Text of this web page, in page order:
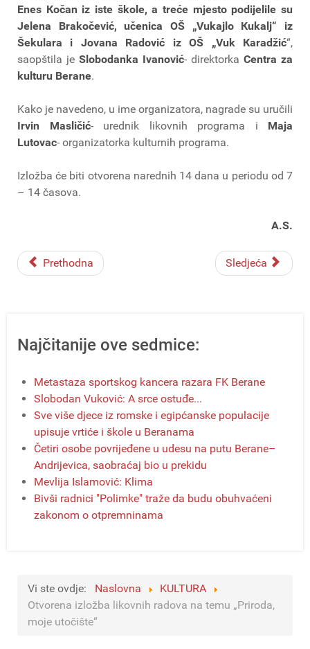
Enes Кočan iz iste škole, a treće mjesto podijelile su
Jelena Brakočević, učenica OŠ „Vukajlo Кukalj“ iz
Šekulara i Jovana Radović iz OŠ „Vuk Кaradžić“,
saopštila je Slobodanka Ivanović- direktorka Centra za
kulturu Berane.
Kako je navedeno, u ime organizatora, nagrade su uručili
Irvin Masličić- urednik likovnih programa i Maja
Lutovac- organizatorka kulturnih programa.
Izložba će biti otvorena narednih 14 dana u periodu od 7
– 14 časova.
A.S.
Prethodna Sledjeća
Najčitanije ove sedmice:
Metastaza sportskog kancera razara FK Berane
Slobodan Vuković: A srce ostuđe...
Sve više djece iz romske i egipćanske populacije
upisuje vrtiće i škole u Beranama
Četiri osobe povrijeđene u udesu na putu Berane–
Andrijevica, saobraćaj bio u prekidu
Mevlija Islamović: Klima
Bivši radnici "Polimke" traže da budu obuhvaćeni
zakonom o otpremninama
Vi ste ovdje: Naslovna
KULTURA
Otvorena izložba likovnih radova na temu „Priroda,
moje utočište“